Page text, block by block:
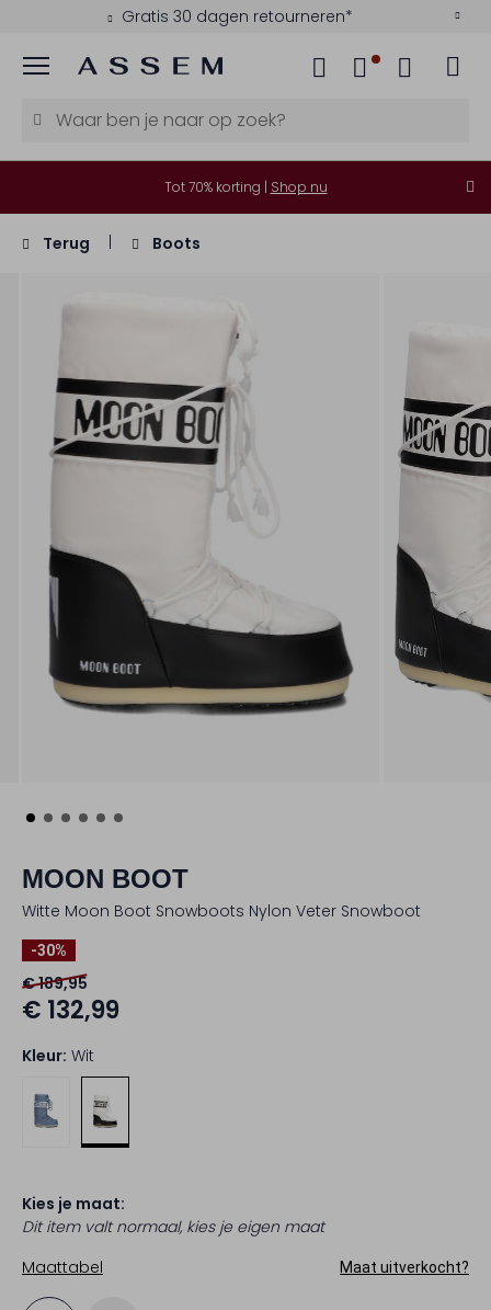
Gratis 30 dagen retourneren*
Menu
Tot 70% korting | Shop nu
Terug Boots
MOON BOOT
Witte Moon Boot Snowboots Nylon Veter Snowboot
-30%
€ 189,95
€ 132,99
Kleur: Wit
Kies je maat:
Dit item valt normaal, kies je eigen maat
Maattabel
Maat uitverkocht?